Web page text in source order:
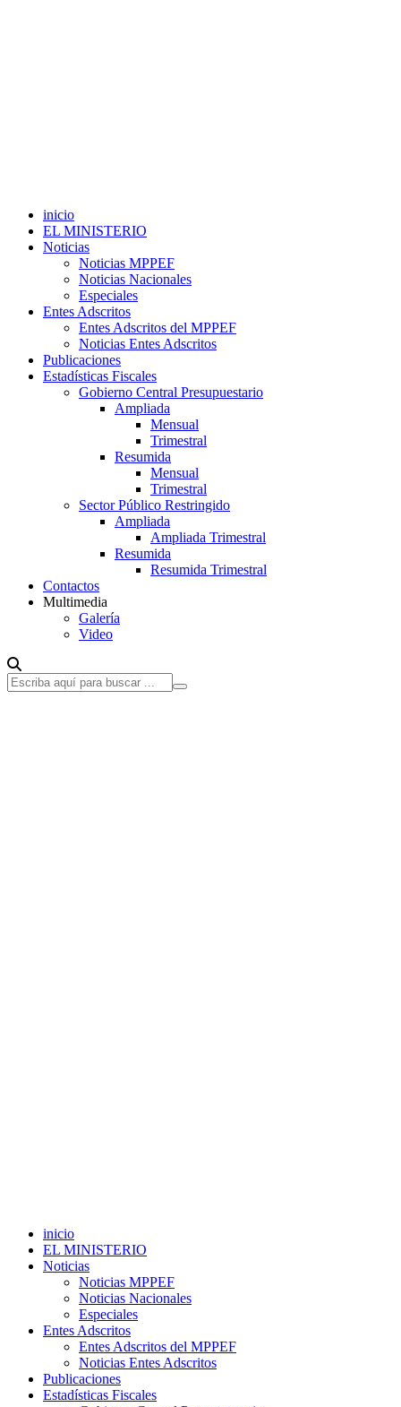
inicio
EL MINISTERIO
Noticias
Noticias MPPEF
Noticias Nacionales
Especiales
Entes Adscritos
Entes Adscritos del MPPEF
Noticias Entes Adscritos
Publicaciones
Estadísticas Fiscales
Gobierno Central Presupuestario
Ampliada
Mensual
Trimestral
Resumida
Mensual
Trimestral
Sector Público Restringido
Ampliada
Ampliada Trimestral
Resumida
Resumida Trimestral
Contactos
Multimedia
Galería
Video
inicio
EL MINISTERIO
Noticias
Noticias MPPEF
Noticias Nacionales
Especiales
Entes Adscritos
Entes Adscritos del MPPEF
Noticias Entes Adscritos
Publicaciones
Estadísticas Fiscales